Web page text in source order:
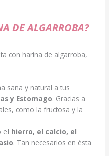
DE ALGARROBA?
con harina de algarroba,
sana y natural a tus
y Estomago. Gracias a
como la fructosa y la
el hierro, el calcio, el
. Tan necesarios en ésta